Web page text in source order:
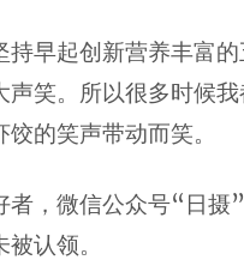
早起创新营养丰富的
笑。所以很多时候
的笑声带动而笑。
，微信公众号“日摄
认领。